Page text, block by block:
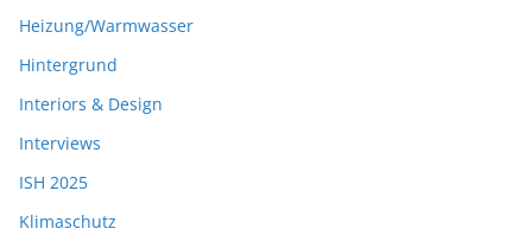
Heizung/Warmwasser
Hintergrund
Interiors & Design
Interviews
ISH 2025
Klimaschutz